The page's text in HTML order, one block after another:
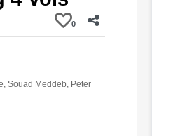
0
Souad Meddeb, Peter